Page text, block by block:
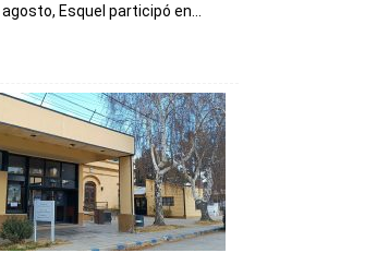
Esquel participó en...